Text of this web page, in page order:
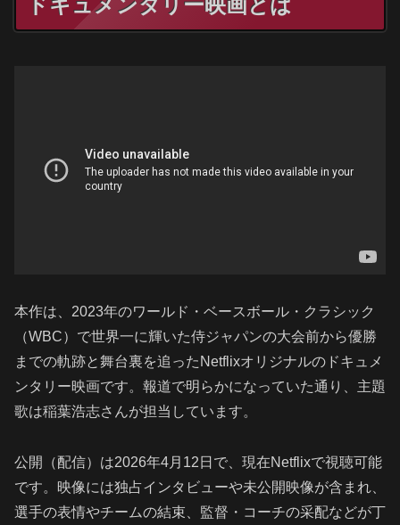
本作は、2023年のワールド・ベースボール・クラシック
（WBC）で世界一に輝いた侍ジャパンの大会前から優勝
までの軌跡と舞台裏を追ったNetflixオリジナルのドキュメ
ンタリー映画です。報道で明らかになっていた通り、主題
歌は稲葉浩志さんが担当しています。
公開（配信）は2026年4月12日で、現在Netflixで視聴可能
です。映像には独占インタビューや未公開映像が含まれ、
選手の表情やチームの結束、監督・コーチの采配などが丁